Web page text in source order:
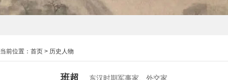
当前位置： 首页 > 历史人物
班超 东汉时期军事家、外交家